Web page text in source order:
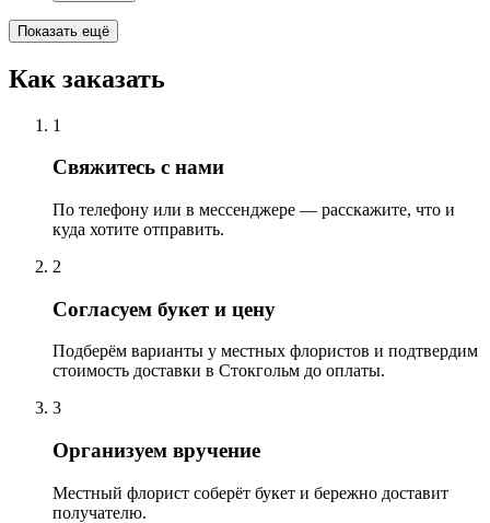
Показать ещё
Как заказать
1
Свяжитесь с нами
По телефону или в мессенджере — расскажите, что и
куда хотите отправить.
2
Согласуем букет и цену
Подберём варианты у местных флористов и подтвердим
стоимость доставки в Стокгольм до оплаты.
3
Организуем вручение
Местный флорист соберёт букет и бережно доставит
получателю.